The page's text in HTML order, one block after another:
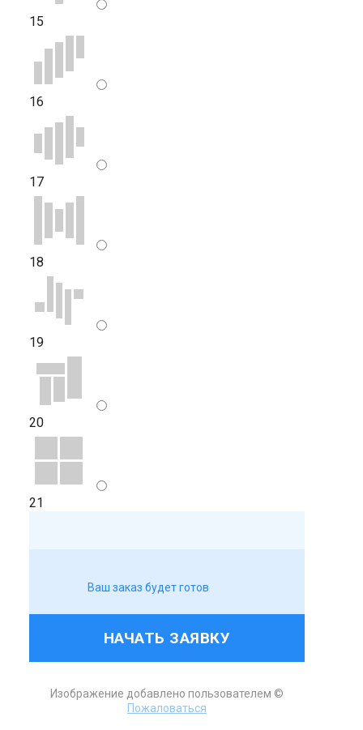
15
16
17
18
19
20
21
Ваш заказ будет готов
НАЧАТЬ ЗАЯВКУ
Изображение добавлено пользователем ©
Пожаловаться